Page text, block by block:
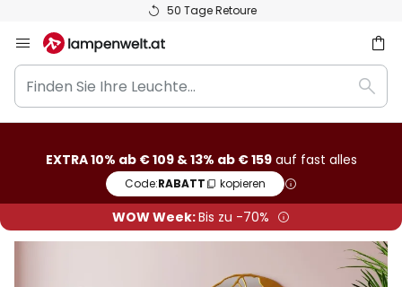
50 Tage Retoure
Inhalt
springen
Finden
Sie
Ihre
EXTRA 10% ab € 109 & 13% ab € 159auf fast alles
Code:RABATT kopieren
WOW Week:Bis zu -70%